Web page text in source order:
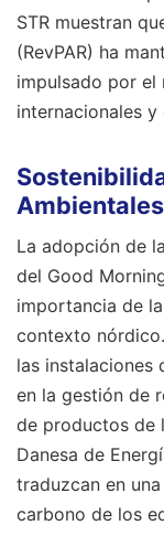
STR muestran
(RevPAR) ha
impulsado por el
internacionales
La adopción de
del Good
importancia de
contexto
las instalaciones
en la gestión de
de productos de
Danesa de
traduzcan en
carbono de los